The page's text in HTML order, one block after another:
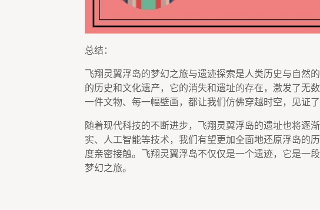
总结：
飞翔灵翼浮岛的梦幻之旅与遗迹探索是人类历史与自然
的历史和文化遗产，它的消失和遗址的存在，激发了无
一件文物、每一幅壁画，都让我们仿佛穿越时空，见证了
随着现代科技的不断进步，飞翔灵翼浮岛的遗址也将逐
实、人工智能等技术，我们有望更加全面地还原浮岛的
度亲密接触。飞翔灵翼浮岛不仅仅是一个遗迹，它是一
梦幻之旅。